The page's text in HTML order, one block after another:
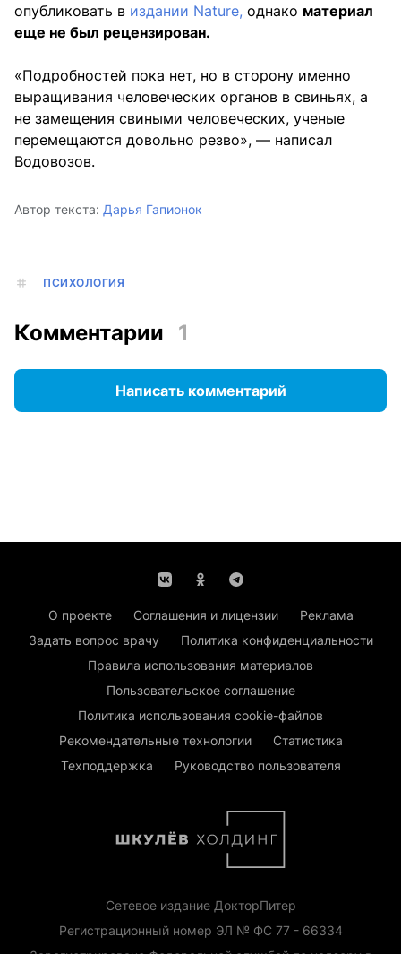
опубликовать в издании Nature, однако материал
еще не был рецензирован.
«Подробностей пока нет, но в сторону именно
выращивания человеческих органов в свиньях, а
не замещения свиными человеческих, ученые
перемещаются довольно резво», — написал
Водовозов.
Автор текста: Дарья Гапионок
ПСИХОЛОГИЯ
Комментарии 1
Написать комментарий
О проекте Соглашения и лицензии
Реклама
Задать вопрос врачу
Политика конфиденциальности
Правила использования материалов
Пользовательское соглашение
Политика использования cookie-файлов
Рекомендательные технологии
Статистика
Техподдержка
Руководство пользователя
Сетевое издание ДокторПитер
Регистрационный номер ЭЛ № ФС 77 - 66334